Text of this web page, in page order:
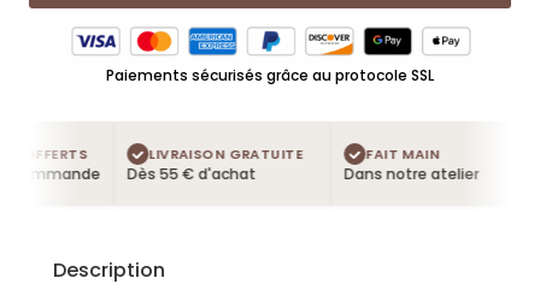
Paiements sécurisés grâce au protocole SSL
OFFERTS LIVRAISON GRATUITE
Dès 55 € d'achat
FAIT MAIN
Dans notre atelier
Description